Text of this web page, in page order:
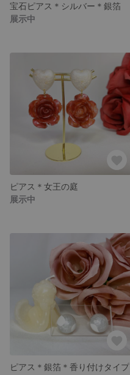
宝石ピアス＊シルバー＊銀箔
展示中
ピアス＊女王の庭
展示中
ピアス＊銀箔＊香り付けタイプ